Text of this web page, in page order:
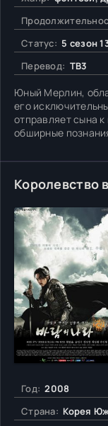
Статус: 5 сезон
Перевод: ТВ3
Юный Мерлин,
его
отправляет сына
обширные
момент выходит
откажется от
волшебником
Королевство
Год: 2008
Страна: Корея